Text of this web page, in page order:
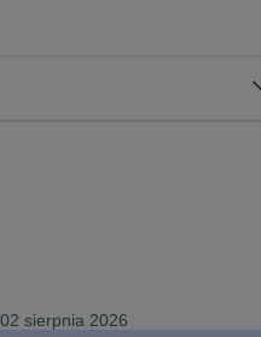
sierpnia 2026